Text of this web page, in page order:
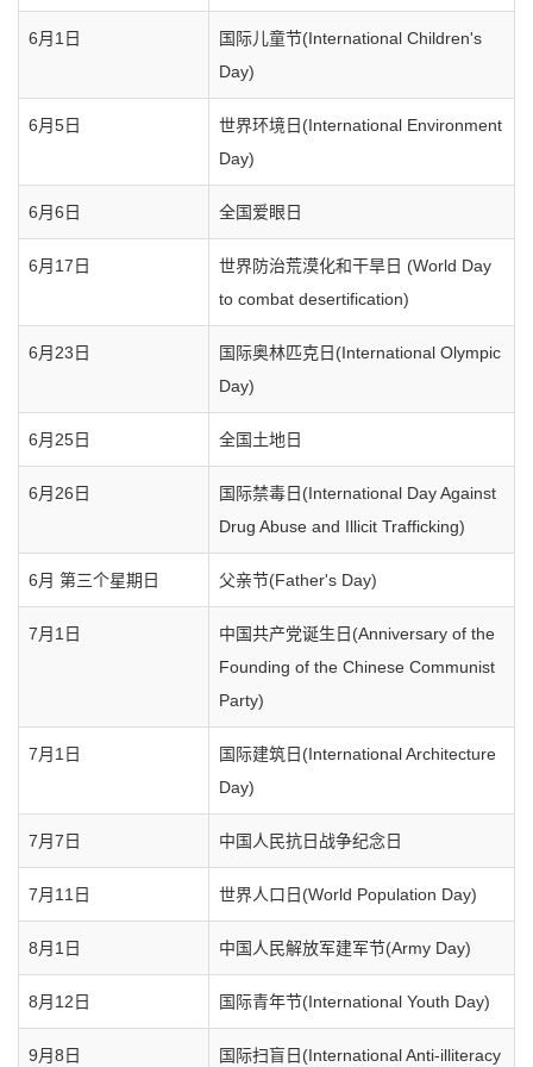
6月1日
国际儿童节(International Children's
Day)
6月5日
世界环境日(International Environment
Day)
6月6日 全国爱眼日
6月17日
世界防治荒漠化和干旱日 (World Day
to combat desertification)
6月23日
国际奥林匹克日(International Olympic
Day)
6月25日 全国土地日
6月26日
国际禁毒日(International Day Against
Drug Abuse and Illicit Trafficking)
6月 第三个星期日 父亲节(Father's Day)
7月1日
中国共产党诞生日(Anniversary of the
Founding of the Chinese Communist
Party)
7月1日
国际建筑日(International Architecture
Day)
7月7日 中国人民抗日战争纪念日
7月11日 世界人口日(World Population Day)
8月1日 中国人民解放军建军节(Army Day)
8月12日 国际青年节(International Youth Day)
9月8日 国际扫盲日(International Anti-illiteracy